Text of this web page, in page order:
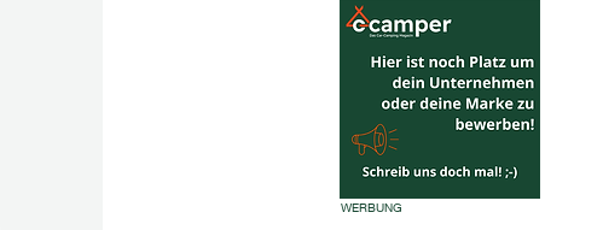
WERBUNG